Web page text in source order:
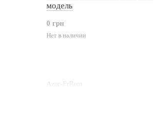
Azur-FrRom
модель
0 грн
Нет в наличии